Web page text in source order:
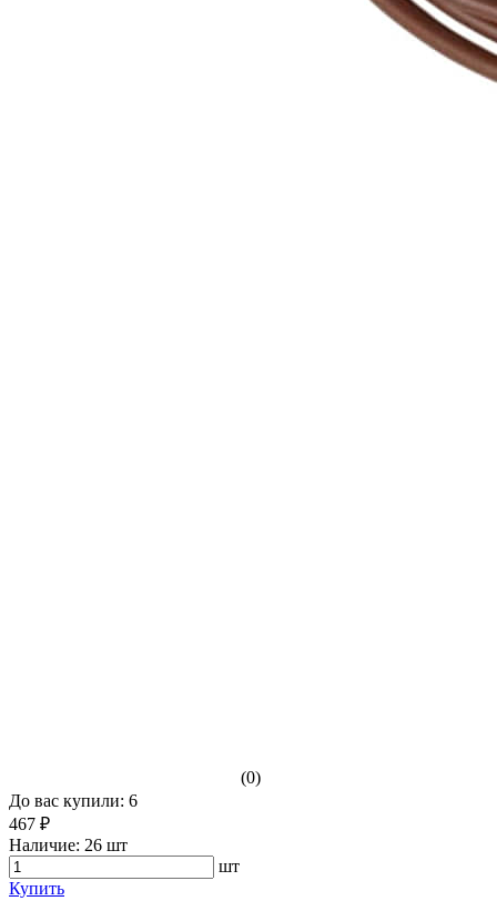
(0)
До вас купили: 6
467 ₽
Наличие: 26 шт
шт
Купить